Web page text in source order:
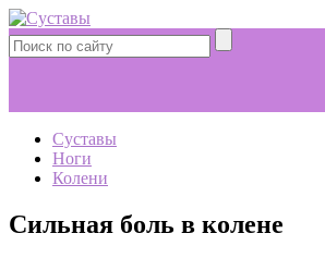
Суставы
Ноги
Колени
Сильная боль в колене